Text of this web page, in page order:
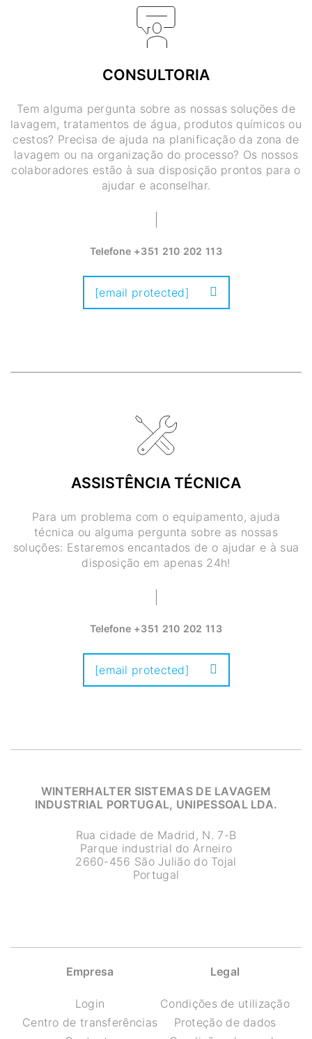
CONSULTORIA
Tem alguma pergunta sobre as nossas soluções de
lavagem, tratamentos de água, produtos químicos ou
cestos? Precisa de ajuda na planificação da zona de
lavagem ou na organização do processo? Os nossos
colaboradores estão à sua disposição prontos para o
ajudar e aconselhar.
Telefone +351 210 202 113
[email protected]
ASSISTÊNCIA TÉCNICA
Para um problema com o equipamento, ajuda
técnica ou alguma pergunta sobre as nossas
soluções: Estaremos encantados de o ajudar e à sua
disposição em apenas 24h!
Telefone +351 210 202 113
[email protected]
WINTERHALTER SISTEMAS DE LAVAGEM
INDUSTRIAL PORTUGAL, UNIPESSOAL LDA.
Rua cidade de Madrid, N. 7-B
Parque industrial do Arneiro
2660-456 São Julião do Tojal
Portugal
Empresa
Login
Centro de transferências
Legal
Condições de utilização
Proteção de dados